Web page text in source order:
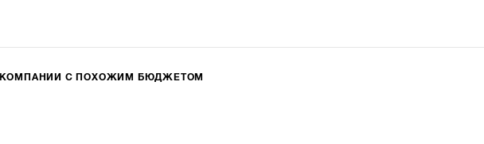
КОМПАНИИ С ПОХОЖИМ БЮДЖЕТОМ